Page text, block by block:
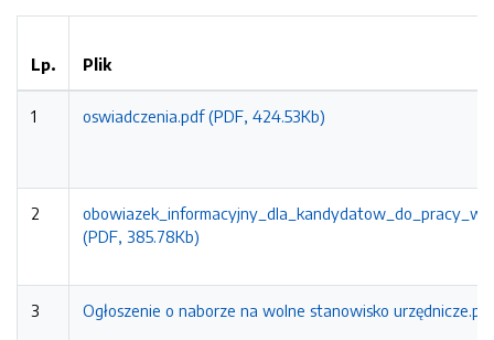
Lp. Plik
1 oswiadczenia.pdf (PDF, 424.53Kb)
2
(PDF, 385.78Kb)
3 Ogłoszenie o naborze na wolne stanowisko